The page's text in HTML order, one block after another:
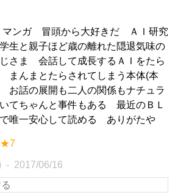
マンガ 冒頭から大好きだ ＡＩ研究
生と親子ほど歳の離れた隠退気味の
さま 会話して成長するＡＩをたら
まんまとたらされてしまう本体(本
お話の展開も二人の関係もナチュラ
てちゃんと事件もある 最近のＢＬ
唯一安心して読める ありがたや
★7
2017/06/16